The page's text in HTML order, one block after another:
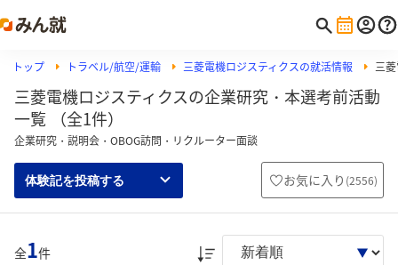
トップ トラベル/航空/運輸 三菱電機ロジスティクスの就活情報 三
三菱電機ロジスティクスの企業研究・本選考前活動
一覧 （全1件）
企業研究・説明会・OBOG訪問・リクルーター面談
体験記を投稿する お気に入り (2556)
全1件